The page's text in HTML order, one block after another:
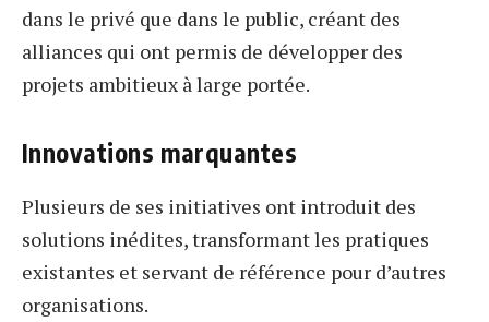
dans le privé que dans le public, créant des
alliances qui ont permis de développer des
projets ambitieux à large portée.
Innovations marquantes
Plusieurs de ses initiatives ont introduit des
solutions inédites, transformant les pratiques
existantes et servant de référence pour d’autres
organisations.